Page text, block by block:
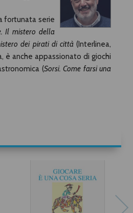
fortunata serie
Il mistero della
dei pirati di città(Interlinea,
è anche appassionato di giochi
(Sorsi. Come farsi una